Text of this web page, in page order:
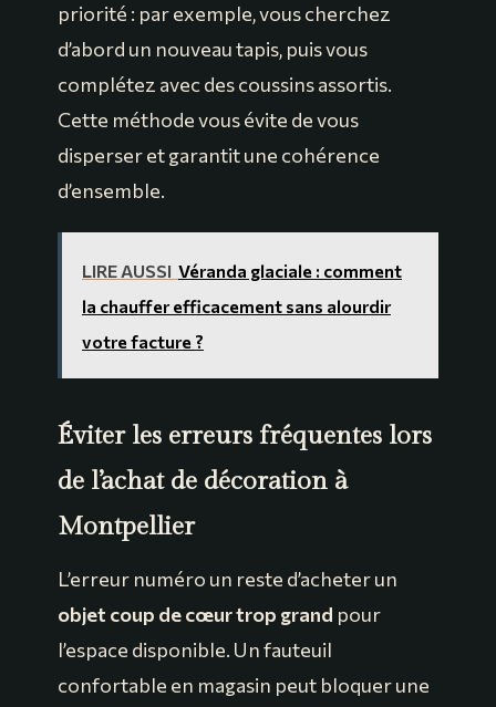
priorité : par exemple, vous cherchez
d’abord un nouveau tapis, puis vous
complétez avec des coussins assortis.
Cette méthode vous évite de vous
disperser et garantit une cohérence
d’ensemble.
LIRE AUSSI Véranda glaciale : comment
la chauffer efficacement sans alourdir
votre facture ?
Éviter les erreurs fréquentes lors
de l’achat de décoration à
Montpellier
L’erreur numéro un reste d’acheter un
objet coup de cœur trop grand pour
l’espace disponible. Un fauteuil
confortable en magasin peut bloquer une